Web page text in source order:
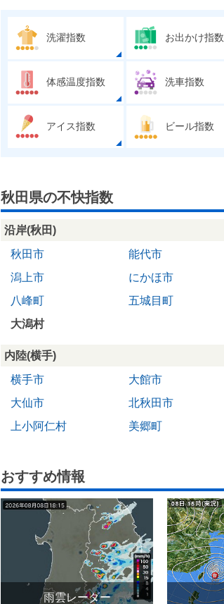
洗濯指数 お出かけ指数
体感温度指数 洗車指数
アイス指数 ビール指数
秋田県の不快指数
沿岸(秋田)
秋田市
能代市
潟上市
にかほ市
八峰町
五城目町
大潟村
内陸(横手)
横手市
大館市
大仙市
北秋田市
上小阿仁村
美郷町
おすすめ情報
雨雲レーダー